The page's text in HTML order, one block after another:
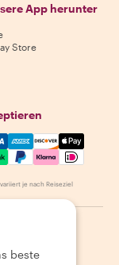
App herunter
Store
Visa, Amex,
je nach Reiseziel
beste